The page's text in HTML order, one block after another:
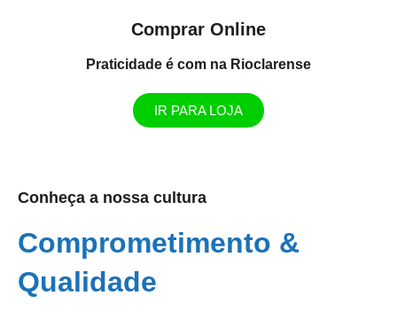
Comprar Online
Praticidade é com na Rioclarense
IR PARA LOJA
Conheça a nossa cultura
Comprometimento &
Qualidade